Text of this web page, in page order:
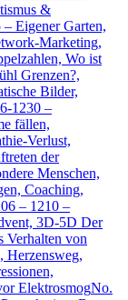
&
Eigener Garten,
Marketing,
Wo ist
Grenzen?,
Bilder,
1230 –
fällen,
Verlust,
der
Menschen,
Coaching,
– 1210 –
3D-5D Der
Verhalten von
Herzensweg,
ElektrosmogNo.